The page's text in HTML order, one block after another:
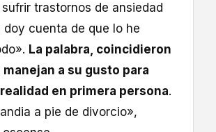
trastornos de ansiedad
doy cuenta de que lo he
La palabra, coincidieron
manejan a su gusto para
en primera persona.
a pie de divorcio»,